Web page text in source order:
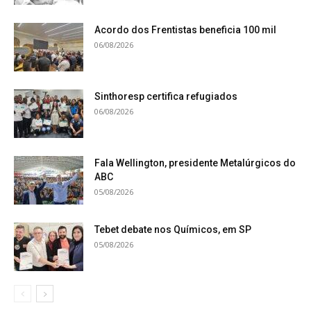
Acordo dos Frentistas beneficia 100 mil
06/08/2026
Sinthoresp certifica refugiados
06/08/2026
Fala Wellington, presidente Metalúrgicos do
ABC
05/08/2026
Tebet debate nos Químicos, em SP
05/08/2026